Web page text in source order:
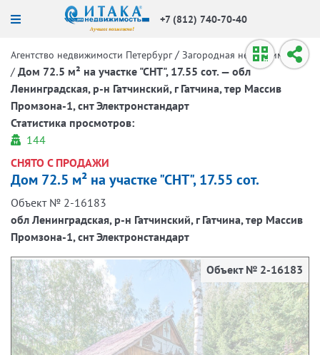
+7 (812) 740-70-40
Агентство недвижимости Петербург / Загородная недвижимость
/ Дом 72.5 м² на участке "СНТ", 17.55 сот. — обл
Ленинградская, р-н Гатчинский, г Гатчина, тер Массив
Промзона-1, снт Электронстандарт
Статистика просмотров:
144
СНЯТО С ПРОДАЖИ
Дом 72.5 м² на участке "СНТ", 17.55 сот.
Объект № 2-16183
обл Ленинградская, р-н Гатчинский, г Гатчина, тер Массив
Промзона-1, снт Электронстандарт
Объект № 2-16183